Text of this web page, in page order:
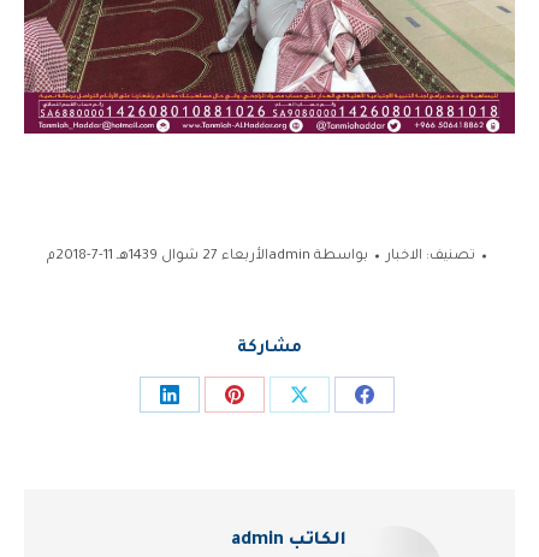
تصنيف: الاخبار بواسطة adminالأربعاء 27 شوال 1439هـ 11-7-2018م
مشاركة
Share
Share
Share
Share
الكاتب